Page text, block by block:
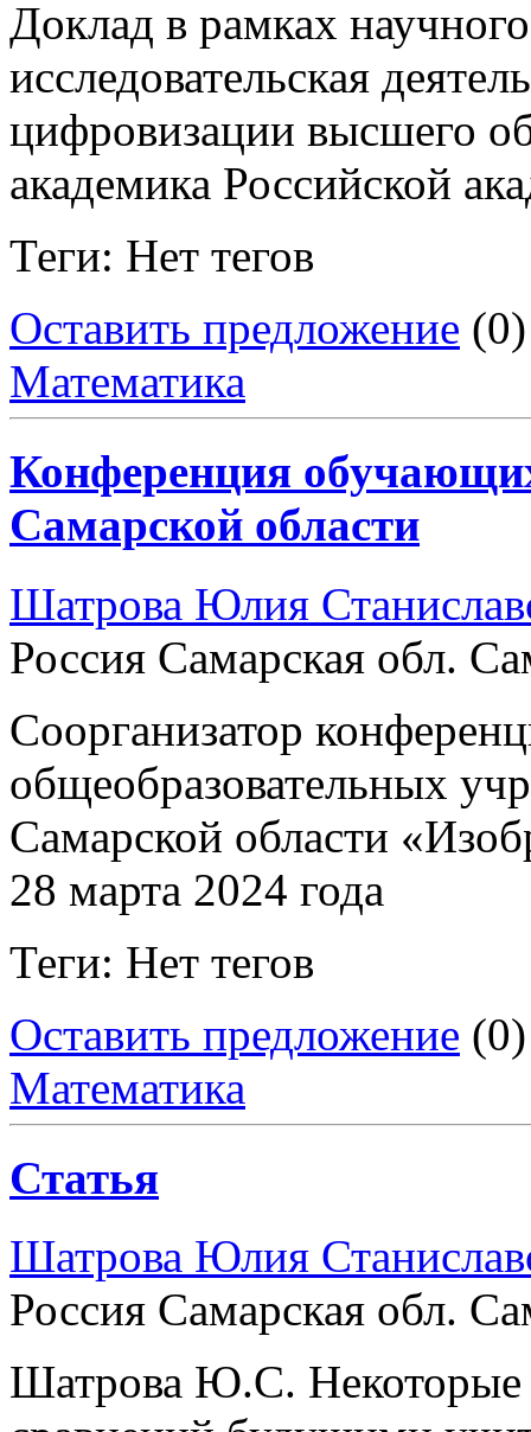
Доклад в рамках
исследовательская
цифровизации высшего
академика Российской
Теги: Нет тегов
Оставить предложение (0)
Математика
Конференция
Самарской области
Шатрова Юлия
Россия Самарская обл.
Соорганизатор
общеобразовательных
Самарской области
28 марта 2024 года
Теги: Нет тегов
Оставить предложение (0)
Математика
Статья
Шатрова Юлия
Россия Самарская обл.
Шатрова Ю.С. Некоторые